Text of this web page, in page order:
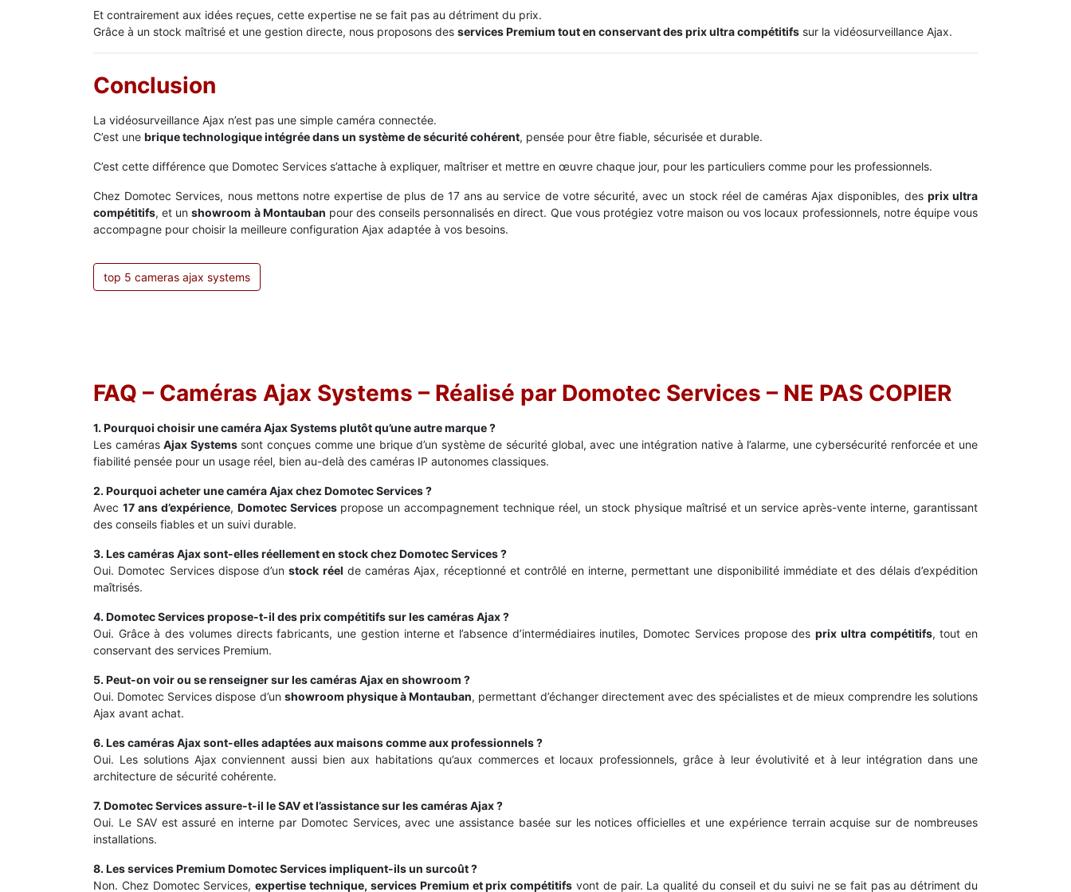
Et contrairement aux idées reçues, cette expertise ne se fait pas au détriment du prix.
Grâce à un stock maîtrisé et une gestion directe, nous proposons des services Premium tout en conservant des prix ultra compétitifs sur la vidéosurveillance Ajax.
Conclusion
La vidéosurveillance Ajax n’est pas une simple caméra connectée.
C’est une brique technologique intégrée dans un système de sécurité cohérent, pensée pour être fiable, sécurisée et durable.
C’est cette différence que Domotec Services s’attache à expliquer, maîtriser et mettre en œuvre chaque jour, pour les particuliers comme pour les professionnels.
Chez Domotec Services, nous mettons notre expertise de plus de 17 ans au service de votre sécurité, avec un stock réel de caméras Ajax disponibles, des prix ultra
compétitifs, et unshowroom à Montauban pour des conseils personnalisés en direct. Que vous protégiez votre maison ou vos locaux professionnels, notre équipe vous
accompagne pour choisir la meilleure configuration Ajax adaptée à vos besoins.
top 5 cameras ajax systems
FAQ – Caméras Ajax Systems – Réalisé par Domotec Services – NE PAS COPIER
1. Pourquoi choisir une caméra Ajax Systems plutôt qu’une autre marque ?
Les camérasAjax Systemssont conçues comme une brique d’un système de sécurité global, avec une intégration native à l’alarme, une cybersécurité renforcée et une
fiabilité pensée pour un usage réel, bien au-delà des caméras IP autonomes classiques.
2. Pourquoi acheter une caméra Ajax chez Domotec Services ?
Avec 17 ans d’expérience, Domotec Servicespropose un accompagnement technique réel, un stock physique maîtrisé et un service après-vente interne, garantissant
des conseils fiables et un suivi durable.
3. Les caméras Ajax sont-elles réellement en stock chez Domotec Services ?
Oui. Domotec Services dispose d’unstock réel de caméras Ajax, réceptionné et contrôlé en interne, permettant une disponibilité immédiate et des délais d’expédition
maîtrisés.
4. Domotec Services propose-t-il des prix compétitifs sur les caméras Ajax ?
Oui. Grâce à des volumes directs fabricants, une gestion interne et l’absence d’intermédiaires inutiles, Domotec Services propose desprix ultra compétitifs, tout en
conservant des services Premium.
5. Peut-on voir ou se renseigner sur les caméras Ajax en showroom ?
Oui. Domotec Services dispose d’un showroom physique àMontauban, permettant d’échanger directement avec des spécialistes et de mieux comprendre les solutions
Ajax avant achat.
6. Les caméras Ajax sont-elles adaptées aux maisons comme aux professionnels ?
Oui. Les solutions Ajax conviennent aussi bien aux habitations qu’aux commerces et locaux professionnels, grâce à leur évolutivité et à leur intégration dans une
architecture de sécurité cohérente.
7. Domotec Services assure-t-il le SAV et l’assistance sur les caméras Ajax ?
Oui. Le SAV est assuré en interne par Domotec Services, avec une assistance basée sur les notices officielles et une expérience terrain acquise sur de nombreuses
installations.
8. Les services Premium Domotec Services impliquent-ils un surcoût ?
Non. Chez Domotec Services,expertise technique, services Premium et prix compétitifs vont de pair. La qualité du conseil et du suivi ne se fait pas au détriment du